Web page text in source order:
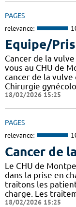
PAGES
relevance:
Equipe/
Cancer de la
vous au CHU de
cancer de la vulve
Chirurgie
18/02/2026 15:25
PAGES
relevance:
Cancer de
Le CHU de
dans la prise en
traitons les
charge. Les
18/02/2026 15:25